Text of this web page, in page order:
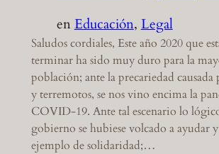
enEducación, Legal
Saludos cordiales, Este año 2020 que
terminar ha sido muy duro para la
población; ante la precariedad causada
y terremotos, se nos vino encima la
COVID-19. Ante tal escenario lo
gobierno se hubiese volcado a ayudar
ejemplo de solidaridad;…